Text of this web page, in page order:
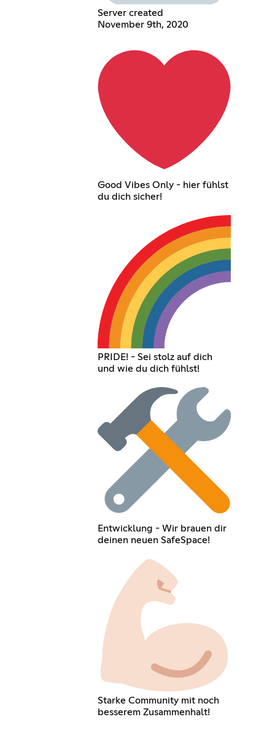
Server created
November 9th, 2020
Good Vibes Only - hier fühlst
du dich sicher!
PRIDE! - Sei stolz auf dich
und wie du dich fühlst!
Entwicklung - Wir brauen dir
deinen neuen SafeSpace!
Starke Community mit noch
besserem Zusammenhalt!